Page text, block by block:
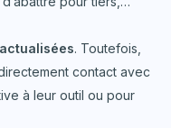
. Toutefois,
contact avec
à leur outil ou pour